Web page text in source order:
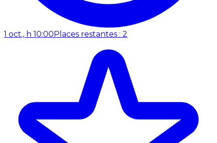
1 oct., h 10:00Places restantes : 2